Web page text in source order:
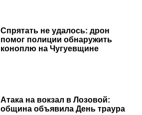
Спрятать не удалось: дрон
помог полиции обнаружить
коноплю на Чугуевщине
Атака на вокзал в Лозовой:
община объявила День траура